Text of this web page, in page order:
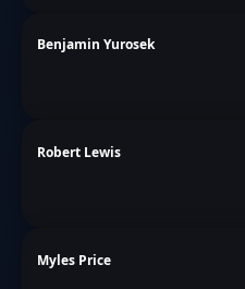
Benjamin Yurosek
Robert Lewis
Myles Price